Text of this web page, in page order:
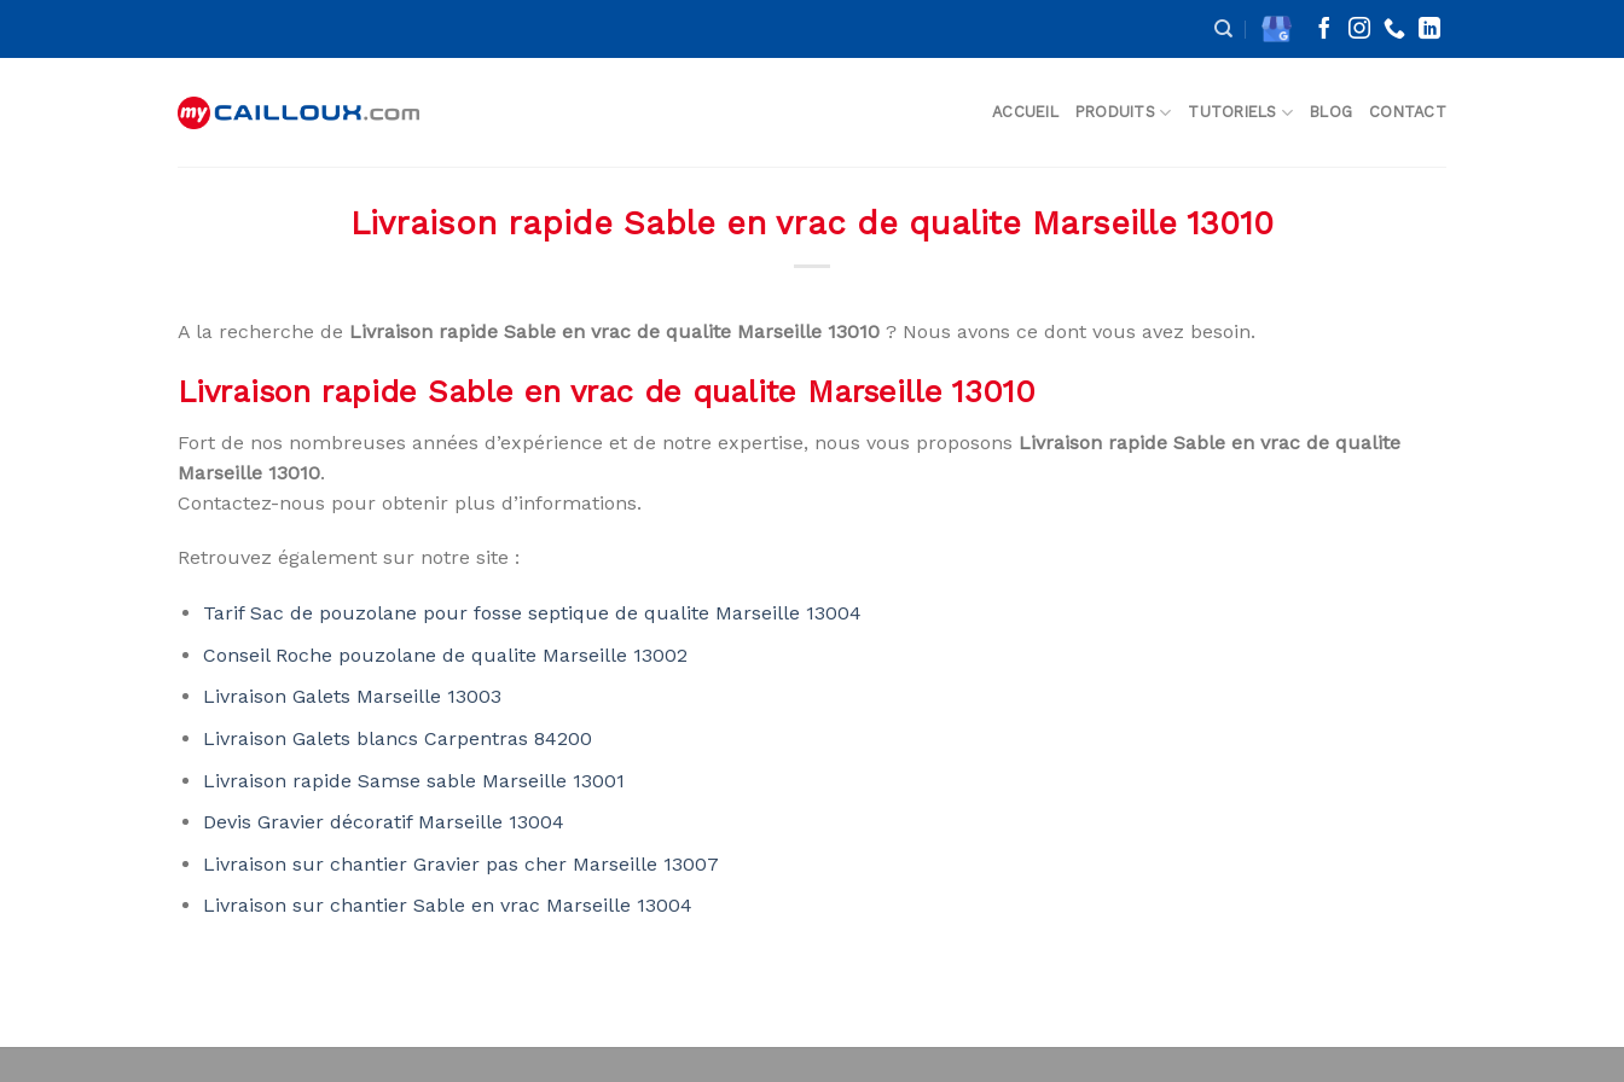
ACCUEIL PRODUITS TUTORIELS BLOG CONTACT
Livraison rapide Sable en vrac de qualite Marseille 13010
A la recherche de Livraison rapide Sable en vrac de qualite Marseille 13010 ? Nous avons ce dont vous avez besoin.
Livraison rapide Sable en vrac de qualite Marseille 13010
Fort de nos nombreuses années d’expérience et de notre expertise, nous vous proposons Livraison rapide Sable en vrac de qualite
Marseille 13010.
Contactez-nous pour obtenir plus d’informations.
Retrouvez également sur notre site :
Tarif Sac de pouzolane pour fosse septique de qualite Marseille 13004
Conseil Roche pouzolane de qualite Marseille 13002
Livraison Galets Marseille 13003
Livraison Galets blancs Carpentras 84200
Livraison rapide Samse sable Marseille 13001
Devis Gravier décoratif Marseille 13004
Livraison sur chantier Gravier pas cher Marseille 13007
Livraison sur chantier Sable en vrac Marseille 13004